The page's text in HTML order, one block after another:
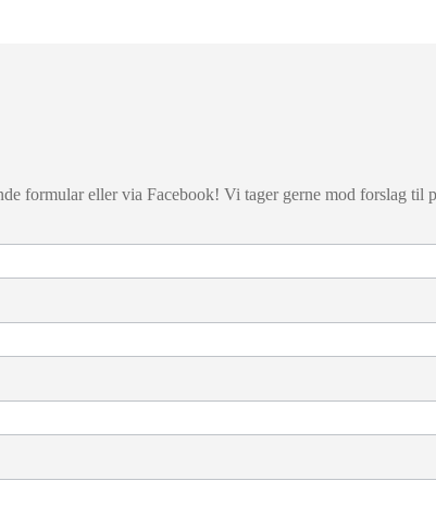
formular eller via Facebook! Vi tager gerne mod forslag til